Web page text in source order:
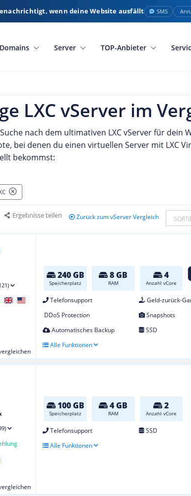
wenn deine Website ausfällt SMS
Domains Server TOP-Anbieter
LXC vServer im
nach dem ultimativen LXC vServer für dein
bei denen du einen virtuellen Server mit LXC
bekommst:
Ergebnisse teilen Zurück zum vServer Vergleich
240 GB
Speicherplatz
8 GB
RAM
4
Anzahl vCore
Telefonsupport
Geld-zurück-
DDoS Protection
Snapshots
Automatisches Backup
SSD
Alle Funktionen
100 GB
Speicherplatz
4 GB
RAM
2
Anzahl vCore
Telefonsupport
SSD
Alle Funktionen